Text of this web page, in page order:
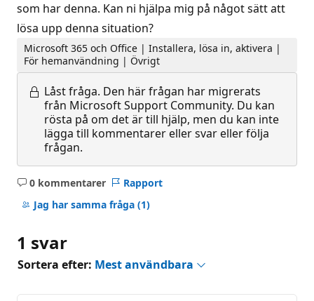
som har denna. Kan ni hjälpa mig på något sätt att
lösa upp denna situation?
Microsoft 365 och Office | Installera, lösa in, aktivera |
För hemanvändning | Övrigt
Låst fråga. Den här frågan har migrerats
från Microsoft Support Community. Du kan
rösta på om det är till hjälp, men du kan inte
lägga till kommentarer eller svar eller följa
frågan.
0 kommentarer
Inga
kommentarer
Rapport
Jag har samma fråga (1)
1 svar
Sortera efter: Mest användbara